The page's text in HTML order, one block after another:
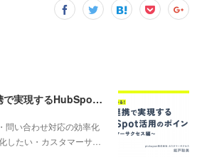
30分でわかる！CTI連携で実現するHubSpot活用のポイント～カスタマーサクセス編～
問い合わせ対応の効率化
したい・カスタマーサ…